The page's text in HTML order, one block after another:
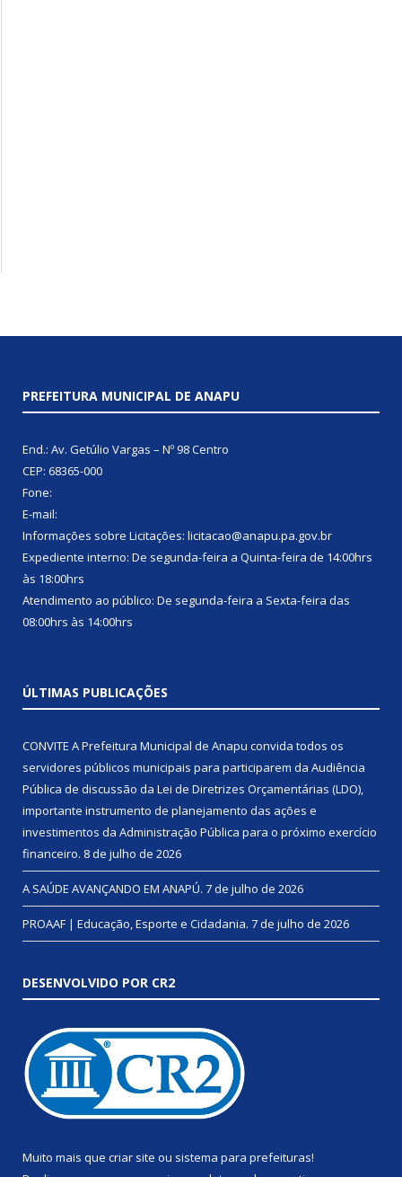
PREFEITURA MUNICIPAL DE ANAPU
End.: Av. Getúlio Vargas – Nº 98 Centro
CEP: 68365-000
Fone:
E-mail:
Informações sobre Licitações: licitacao@anapu.pa.gov.br
Expediente interno: De segunda-feira a Quinta-feira de 14:00hrs
às 18:00hrs
Atendimento ao público: De segunda-feira a Sexta-feira das
08:00hrs às 14:00hrs
ÚLTIMAS PUBLICAÇÕES
CONVITE A Prefeitura Municipal de Anapu convida todos os
servidores públicos municipais para participarem da Audiência
Pública de discussão da Lei de Diretrizes Orçamentárias (LDO),
importante instrumento de planejamento das ações e
investimentos da Administração Pública para o próximo exercício
financeiro. 8 de julho de 2026
A SAÚDE AVANÇANDO EM ANAPÚ. 7 de julho de 2026
PROAAF | Educação, Esporte e Cidadania. 7 de julho de 2026
DESENVOLVIDO POR CR2
Muito mais que criar site ou sistema para prefeituras!